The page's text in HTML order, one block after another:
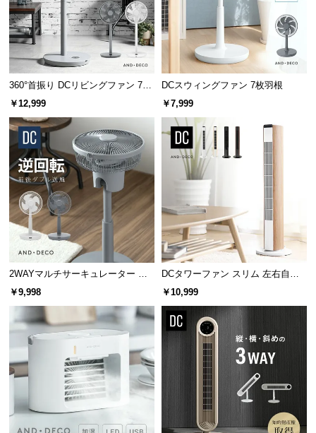
約
に
つ
い
て
お
サ
ー
ト
お
知
ブ
360°首振り DCリビングファン 7枚
羽根 26段階風量 高さ調節可能
￥12,999
DCスウィングファン 7枚羽根
￥7,999
2WAYマルチサーキュレーター 前
後ダブル送風
￥9,998
DCタワーファン スリム 左右自動
首振り 8段階風量
￥10,999